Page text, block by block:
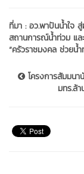
ที่มา :อว.พาปันน้ำใจ
สถานการณ์น้ำท่วม แล
“ครัวราชมงคล ช่วยน้ำ
โครงการสัมมน
มทร.ล้